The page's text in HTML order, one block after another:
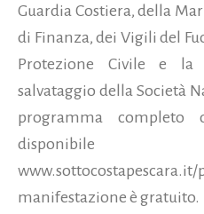
Guardia Costiera, della
di Finanza, dei Vigili del
Protezione Civile e
salvataggio della Società
programma completo
manifestazione è gratuito.